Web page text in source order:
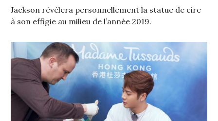
Jackson révélera personnellement la statue de cire
à son effigie au milieu de l’année 2019.